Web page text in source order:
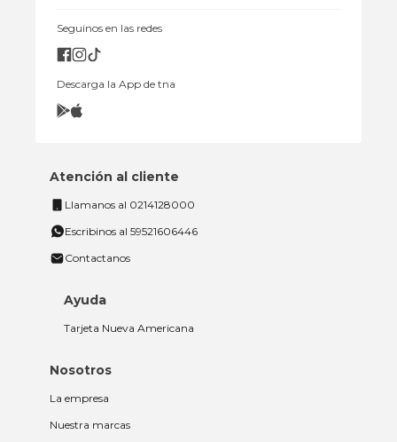
Seguinos en las redes
Descarga la App de tna
Atención al cliente
Llamanos al 0214128000
Escribinos al 59521606446
Contactanos
Ayuda
Tarjeta Nueva Americana
Nosotros
La empresa
Nuestra marcas